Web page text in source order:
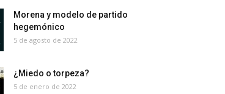
Morena y modelo de partido
hegemónico
5 de agosto de 2022
¿Miedo o torpeza?
5 de enero de 2022